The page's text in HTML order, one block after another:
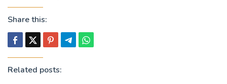
Share this:
Related posts: